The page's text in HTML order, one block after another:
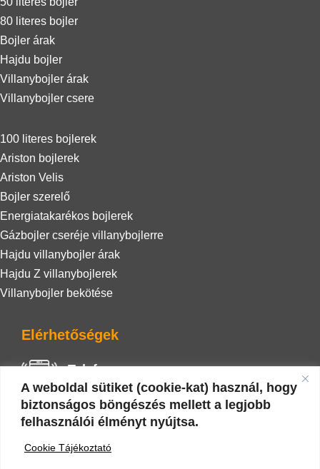
A weboldal sütiket (cookie-kat) használ, hogy
biztonságos böngészés mellett a legjobb
felhasználói élményt nyújtsa.
Cookie Tájékoztató
80 literes bojler
Bojler árak
Hajdu bojler
Villanybojler árak
Villanybojler csere
100 literes bojlerek
Ariston bojlerek
Ariston Velis
Bojler szerelő
Energiatakarékos bojlerek
Gázbojler cseréje villanybojlerre
Hajdu villanybojler árak
Hajdu Z villanybojlerek
Villanybojler bekötése
Elérhetőségek
Telefon
+36 20 942 0586
E-mail
nyarizoli.vizgaz@gmail.com